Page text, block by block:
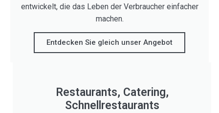
entwickelt, die das Leben der Verbraucher einfacher
machen.
Entdecken Sie gleich unser Angebot
Restaurants, Catering,
Schnellrestaurants